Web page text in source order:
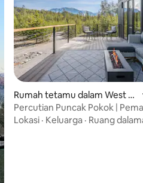
Rumah tetamu dalam West Gl
acier
Percutian Puncak Pokok |
Gunung | 2 Bilik Tidur/2 Bilik
Lokasi · Keluarga · Ruang